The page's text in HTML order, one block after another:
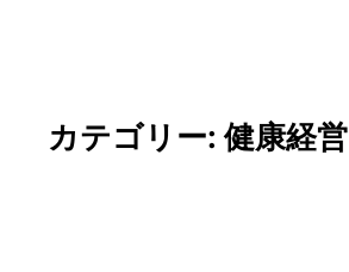
カテゴリー:健康経営